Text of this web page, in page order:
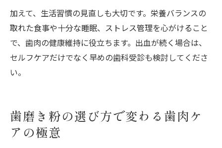
加えて、生活習慣の見直しも大切です。栄養バランスの
取れた食事や十分な睡眠、ストレス管理を心がけること
で、歯肉の健康維持に役立ちます。出血が続く場合は、
セルフケアだけでなく早めの歯科受診も検討してくださ
い。
歯磨き粉の選び方で変わる歯肉ケ
アの極意